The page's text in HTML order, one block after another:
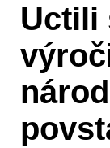
Uctili